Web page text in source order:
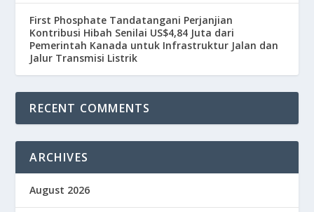
First Phosphate Tandatangani Perjanjian
Kontribusi Hibah Senilai US$4,84 Juta dari
Pemerintah Kanada untuk Infrastruktur Jalan dan
Jalur Transmisi Listrik
RECENT COMMENTS
ARCHIVES
August 2026